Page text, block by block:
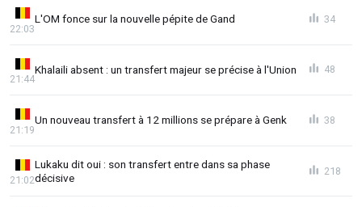
L'OM fonce sur la nouvelle pépite de Gand
22:03
34
Khalaili absent : un transfert majeur se précise à l'Union
21:44
48
Un nouveau transfert à 12 millions se prépare à Genk
21:19
38
Lukaku dit oui : son transfert entre dans sa phase
décisive
21:02
218